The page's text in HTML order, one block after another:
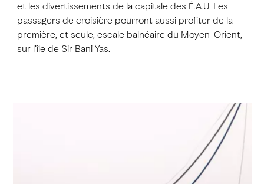
et les divertissements de la capitale des É.A.U. Les
passagers de croisière pourront aussi profiter de la
première, et seule, escale balnéaire du Moyen-Orient,
sur l’île de Sir Bani Yas.